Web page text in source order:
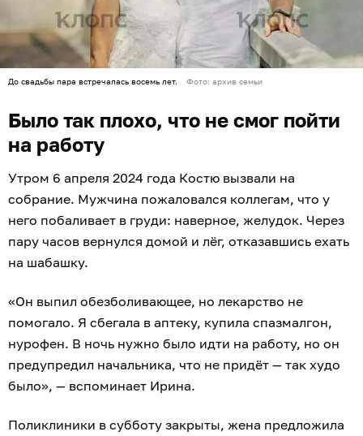
До свадьбы пара встречалась восемь лет. Фото: архив семьи
Было так плохо, что не смог пойти
на работу
Утром 6 апреля 2024 года Костю вызвали на
собрание. Мужчина пожаловался коллегам, что у
него побаливает в груди: наверное, желудок. Через
пару часов вернулся домой и лёг, отказавшись ехать
на шабашку.
«Он выпил обезболивающее, но лекарство не
помогало. Я сбегала в аптеку, купила спазмалгон,
нурофен. В ночь нужно было идти на работу, но он
предупредил начальника, что не придёт — так худо
было», — вспоминает Ирина.
Поликлиники в субботу закрыты, жена предложила